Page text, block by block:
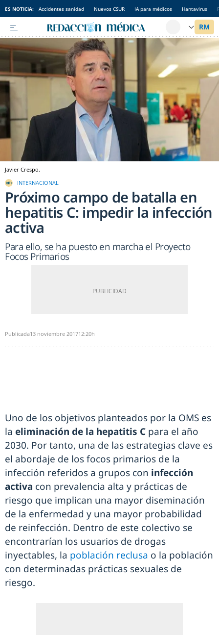
ES NOTICIA: Accidentes sanidad Nuevos CSUR IA para médicos Hantavirus
Javier Crespo.
INTERNACIONAL
Próximo campo de batalla en
hepatitis C: impedir la infección
activa
Para ello, se ha puesto en marcha el Proyecto
Focos Primarios
Publicada13 noviembre 201712:20h
Uno de los objetivos planteados por la OMS es
la eliminación de la hepatitis C para el año
2030. Por tanto, una de las estrategias clave es
el abordaje de los focos primarios de la
infección referidos a grupos con infección
activa con prevalencia alta y prácticas de
riesgo que implican una mayor diseminación
de la enfermedad y una mayor probabilidad
de reinfección. Dentro de este colectivo se
encontrarían los usuarios de drogas
inyectables, la población reclusa o la población
con determinadas prácticas sexuales de
riesgo.